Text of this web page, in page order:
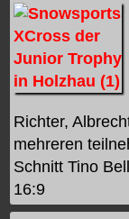
Richter,
mehreren
Schnitt Tino
16:9